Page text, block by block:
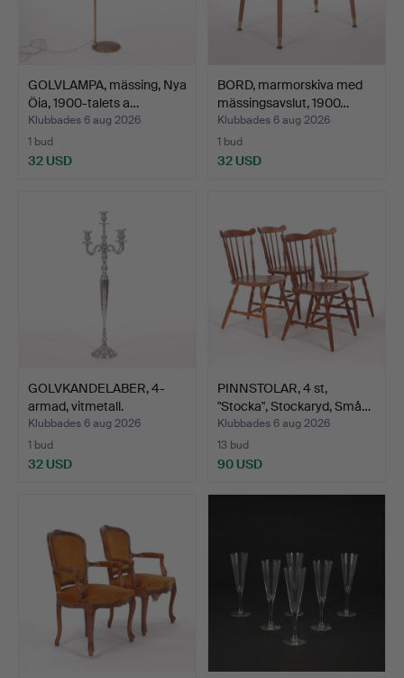
GOLVLAMPA, mässing, Nya
Öia, 1900-talets a…
Klubbades 6 aug 2026
1 bud
32 USD
BORD, marmorskiva med
mässingsavslut, 1900…
Klubbades 6 aug 2026
1 bud
32 USD
GOLVKANDELABER, 4-
armad, vitmetall.
Klubbades 6 aug 2026
1 bud
32 USD
PINNSTOLAR, 4 st,
"Stocka", Stockaryd, Små…
Klubbades 6 aug 2026
13 bud
90 USD